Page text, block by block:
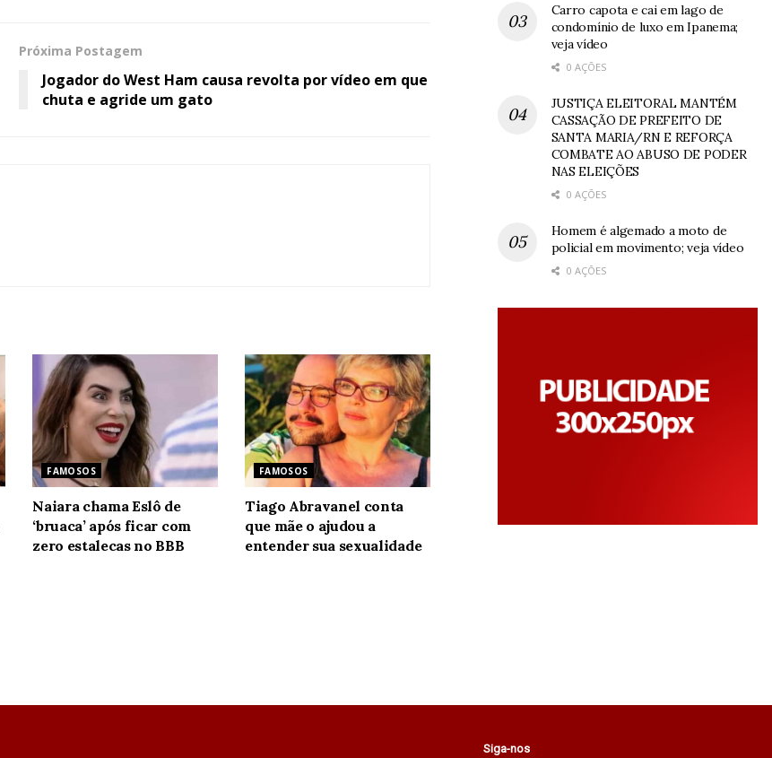
Próxima Postagem
Jogador do West Ham causa revolta por vídeo em que
chuta e agride um gato
FAMOSOS
Naiara chama Eslô de
‘bruaca’ após ficar com
zero estalecas no BBB
FAMOSOS
Tiago Abravanel conta
que mãe o ajudou a
entender sua sexualidade
Carro capota e cai em lago de
condomínio de luxo em Ipanema;
veja vídeo
0 AÇÕES
JUSTIÇA ELEITORAL MANTÉM
CASSAÇÃO DE PREFEITO DE
SANTA MARIA/RN E REFORÇA
COMBATE AO ABUSO DE PODER
NAS ELEIÇÕES
0 AÇÕES
Homem é algemado a moto de
policial em movimento; veja vídeo
0 AÇÕES
Siga-nos